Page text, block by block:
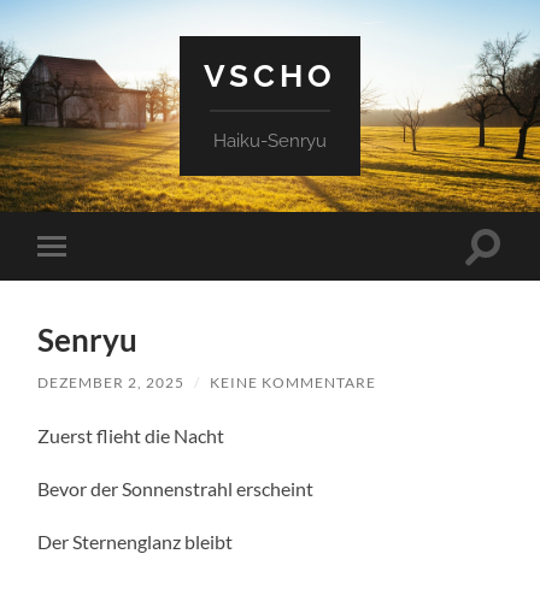
VSCHO
Haiku-Senryu
Mobile-
Menü
Senryu
DEZEMBER 2, 2025 / KEINE KOMMENTARE
Zuerst flieht die Nacht
Bevor der Sonnenstrahl erscheint
Der Sternenglanz bleibt